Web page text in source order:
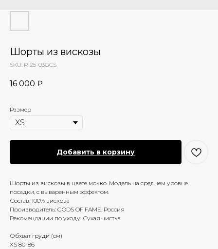
Шорты из вискозы
SKU: R'25-03GCS
16 000 ₽
Размер
Добавить в корзину
Шорты из вискозы в цвете мокко. Модель на среднем уровне
посадки, с вываренным эффектом.
Состав: 100% вискоза
Производитель: GODS OF FAME, Россия
Рекомендации по уходу: Сухая чистка
Обхват груди (см)
XS 80-86